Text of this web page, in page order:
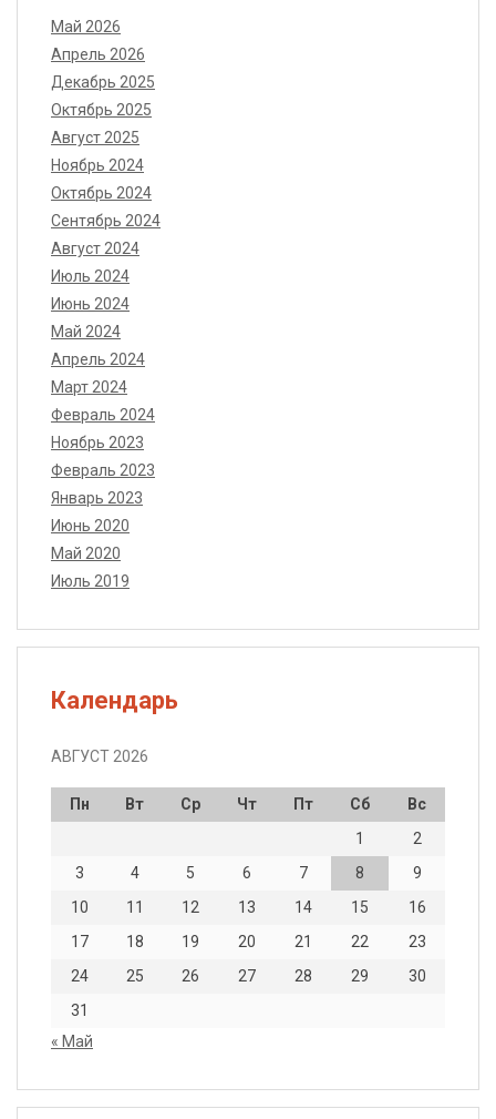
Май 2026
Апрель 2026
Декабрь 2025
Октябрь 2025
Август 2025
Ноябрь 2024
Октябрь 2024
Сентябрь 2024
Август 2024
Июль 2024
Июнь 2024
Май 2024
Апрель 2024
Март 2024
Февраль 2024
Ноябрь 2023
Февраль 2023
Январь 2023
Июнь 2020
Май 2020
Июль 2019
Календарь
АВГУСТ 2026
Пн Вт Ср Чт Пт Сб
Вс
1
2
3
4 5 6 7 8
9
10
11 12 13 14 15
16
17
18 19 20 21 22
23
24
25 26 27 28 29
30
31
« Май